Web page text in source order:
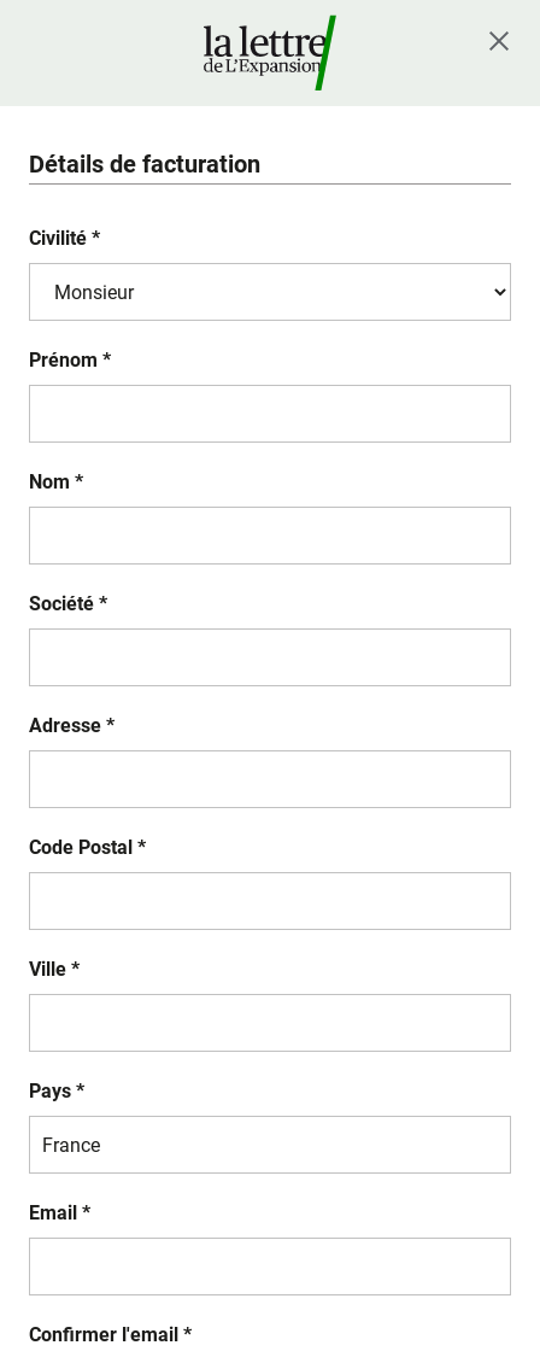
Détails de facturation
Civilité *
Prénom *
Nom *
Société *
Adresse *
Code Postal *
Ville *
Pays *
Email *
Confirmer l'email *